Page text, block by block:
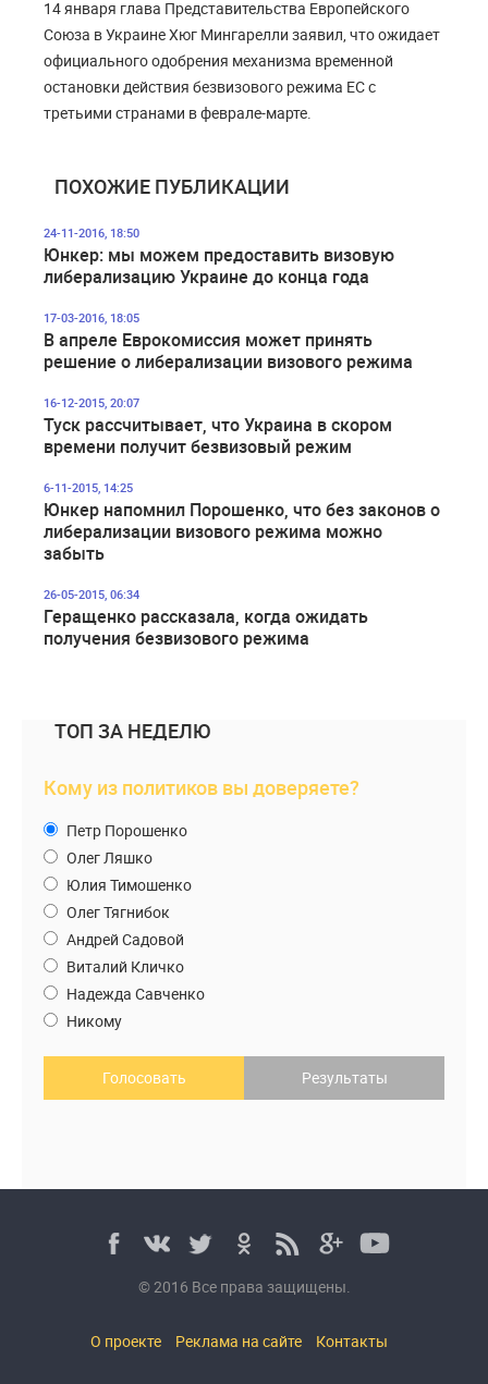
14 января глава Представительства Европейского
Союза в Украине Хюг Мингарелли заявил, что ожидает
официального одобрения механизма временной
остановки действия безвизового режима ЕС с
третьими странами в феврале-марте.
ПОХОЖИЕ ПУБЛИКАЦИИ
24-11-2016, 18:50
Юнкер: мы можем предоставить визовую
либерализацию Украине до конца года
17-03-2016, 18:05
В апреле Еврокомиссия может принять
решение о либерализации визового режима
16-12-2015, 20:07
Туск рассчитывает, что Украина в скором
времени получит безвизовый режим
6-11-2015, 14:25
Юнкер напомнил Порошенко, что без законов о
либерализации визового режима можно
забыть
26-05-2015, 06:34
Геращенко рассказала, когда ожидать
получения безвизового режима
ТОП ЗА НЕДЕЛЮ
Кому из политиков вы доверяете?
Петр Порошенко
Олег Ляшко
Юлия Тимошенко
Олег Тягнибок
Андрей Садовой
Виталий Кличко
Надежда Савченко
Никому
Голосовать Результаты
© 2016 Все права защищены.
О проекте Реклама на сайте Контакты